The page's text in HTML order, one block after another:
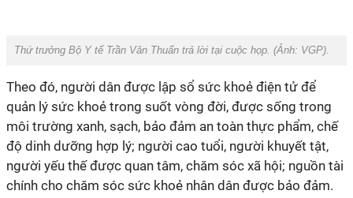
Thứ trưởng Bộ Y tế Trần Văn Thuấn trả lời tại cuộc họp. (Ảnh: VGP).
Theo đó, người dân được lập sổ sức khoẻ điện tử để
quản lý sức khoẻ trong suốt vòng đời, được sống trong
môi trường xanh, sạch, bảo đảm an toàn thực phẩm, chế
độ dinh dưỡng hợp lý; người cao tuổi, người khuyết tật,
người yếu thế được quan tâm, chăm sóc xã hội; nguồn tài
chính cho chăm sóc sức khoẻ nhân dân được bảo đảm.